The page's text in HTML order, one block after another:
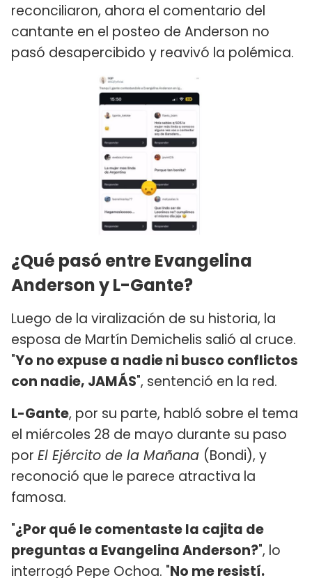
reconciliaron, ahora el comentario del
cantante en el posteo de Anderson no
pasó desapercibido y reavivó la polémica.
¿Qué pasó entre Evangelina
Anderson y L-Gante?
Luego de la viralización de su historia, la
esposa de Martín Demichelis salió al cruce.
"Yo no expuse a nadie ni busco conflictos
con nadie, JAMÁS", sentenció en la red.
L-Gante, por su parte, habló sobre el tema
el miércoles 28 de mayo durante su paso
por El Ejército de la Mañana (Bondi), y
reconoció que le parece atractiva la
famosa.
"¿Por qué le comentaste la cajita de
preguntas a Evangelina Anderson?", lo
interrogó Pepe Ochoa. "No me resistí.